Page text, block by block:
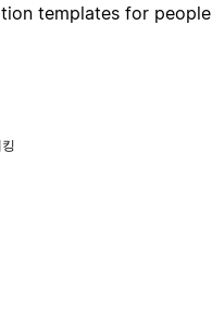
templates for